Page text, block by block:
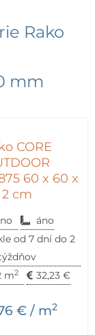
Rako
mm
CORE
60 x 60 x
2 cm
áno
od 7 dní do 2
m2 32,23 €
€/ m2